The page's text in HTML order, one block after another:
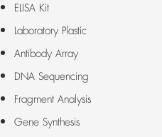
ELISA Kit
Laboratory Plastic
Antibody Array
DNA Sequencing
Fragment Analysis
Gene Synthesis